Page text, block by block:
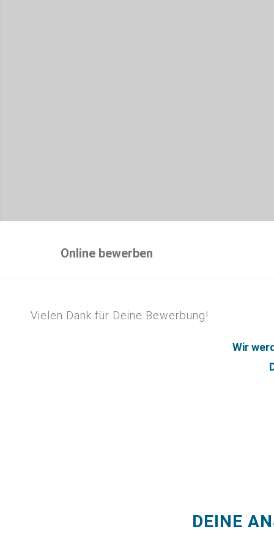
Online bewerben
Vielen Dank für Deine Bewerbung!
Wir
DEINE